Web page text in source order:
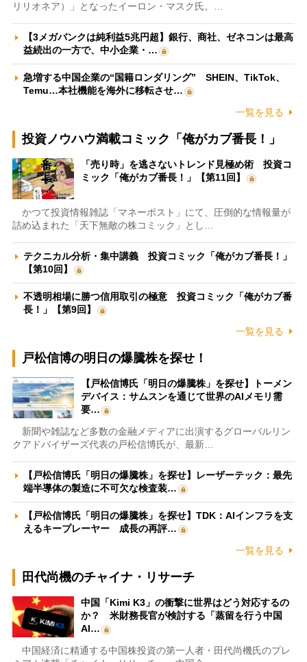
リリオネア）」となったイーロン・マスク氏。…
【3メガバンクは純利益5兆円超】銀行、商社、ゼネコンは最高
益続出の一方で、中小企業・…
急増する中国企業の“国籍ロンダリング” SHEIN、TikTok、
Temu…本社機能を海外に移転させ…
一覧を見る
投資ノウハウ満載コミック「俺がカブ番長！」
「売り時」を逃さないトレンド見極め術 投資コ
ミック「俺がカブ番長！」【第11回】
かつて投資情報雑誌「マネーポスト」にて、圧倒的な情報量が
詰め込まれた「天下無敵の株コミック」とし…
テクニカル分析・集中講義 投資コミック「俺がカブ番長！」
【第10回】
不透明相場に勝つ信用取引の極意 投資コミック「俺がカブ番
長！」【第9回】
一覧を見る
戸松信博の明日の爆騰株を探せ！
【戸松信博氏「明日の爆騰株」を探せ】トーメン
デバイス：サムスンを通じて世界のAIメモリ需
要…
新聞や雑誌など多数の金融メディアに出演するグローバルリン
クアドバイザーズ代表の戸松信博氏が、最新…
【戸松信博氏「明日の爆騰株」を探せ】レーザーテック：最先
端半導体の製造に不可欠な検査装…
【戸松信博氏「明日の爆騰株」を探せ】TDK：AIインフラを支
えるキープレーヤー 成長の再評…
一覧を見る
田代尚機のチャイナ・リサーチ
中国「Kimi K3」の衝撃に世界はどう対応するの
か？ 米財務長官が検討する「蒸留を行う中国
AI…
中国経済に精通する中国株投資の第一人者・田代尚機氏のプレ